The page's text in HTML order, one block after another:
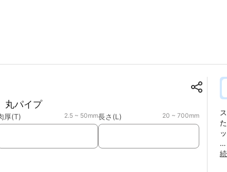
丸パイプ
厚(T) 2.5 ~ 50mm長さ(L) 20 ~ 700mm